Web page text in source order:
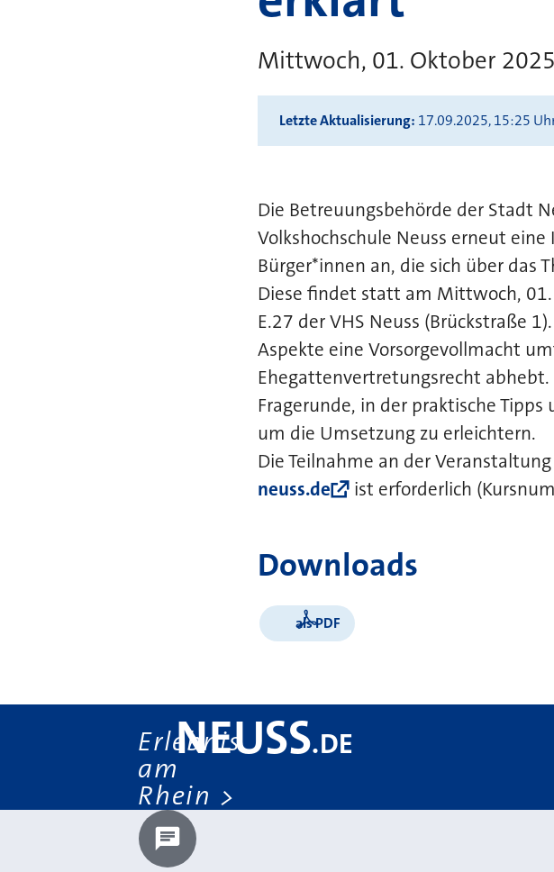
Mittwoch, 01. Oktober
Letzte Aktualisierung 17.09.2025, 15:25
Die Betreuungsbehörde der Stadt
Volkshochschule Neuss erneut
Bürger*innen an, die sich über das
Diese findet statt am Mittwoch,
E.27 der VHS Neuss (Brückstraße
Aspekte eine Vorsorgevollmacht
Ehegattenvertretungsrecht
Fragerunde, in der praktische
um die Umsetzung zu erleichtern.
Die Teilnahme an der
neuss.de
ist erforderlich
Downloads
als PDF
Erlebnis
am
Rhein
NEUSS.DE
Chatbot laden?